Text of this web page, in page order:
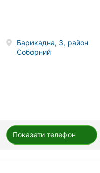
Барикадна, 3, район
Соборний
Показати телефон